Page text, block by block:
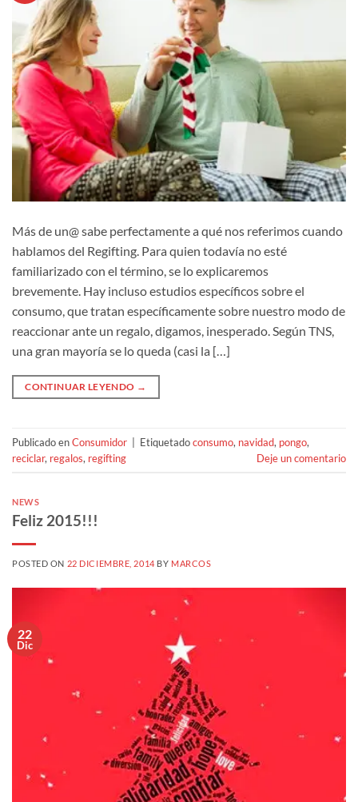
Más de un@ sabe perfectamente a qué nos referimos cuando
hablamos del Regifting. Para quien todavía no esté
familiarizado con el término, se lo explicaremos
brevemente. Hay incluso estudios específicos sobre el
consumo, que tratan específicamente sobre nuestro modo de
reaccionar ante un regalo, digamos, inesperado. Según TNS,
una gran mayoría se lo queda (casi la […]
CONTINUAR LEYENDO →
Publicado enConsumidor Etiquetadoconsumo, navidad, pongo,
reciclar, regalos, regifting Deje un comentario
NEWS
Feliz 2015!!!
POSTED ON 22 DICIEMBRE, 2014 BY MARCOS
22
Dic